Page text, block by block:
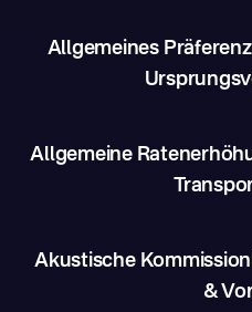
Allgemeines
Allgemeine
Akustische
&